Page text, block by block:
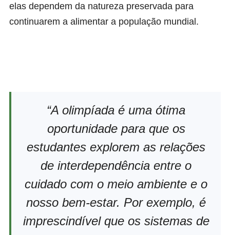
elas dependem da natureza preservada para
continuarem a alimentar a população mundial.
“A olimpíada é uma ótima
oportunidade para que os
estudantes explorem as relações
de interdependência entre o
cuidado com o meio ambiente e o
nosso bem-estar. Por exemplo, é
imprescindível que os sistemas de